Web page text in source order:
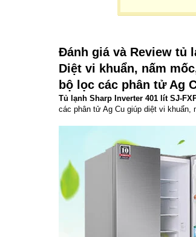
Đánh giá và Review tủ
Diệt vi khuẩn, nấm
bộ lọc các phân tử Ag
Tủ lạnh Sharp Inverter 401 lít SJ-
các phân tử Ag Cu giúp diệt vi khuẩn,